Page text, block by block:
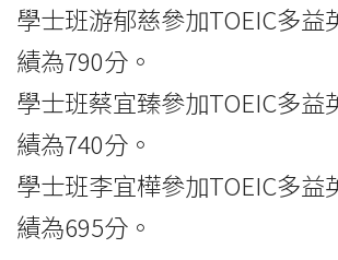
學士班游郁慈參加TOEIC多益
績為790分。
學士班蔡宜臻參加TOEIC多益
績為740分。
學士班李宜樺參加TOEIC多益
績為695分。